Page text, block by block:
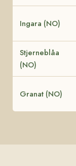
Ingara (NO)
Stjerneblåa
(NO)
Granat (NO)